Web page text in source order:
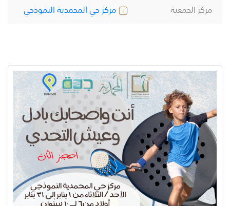
مركز الجمعية
مركز حي المحمدية النموذجي